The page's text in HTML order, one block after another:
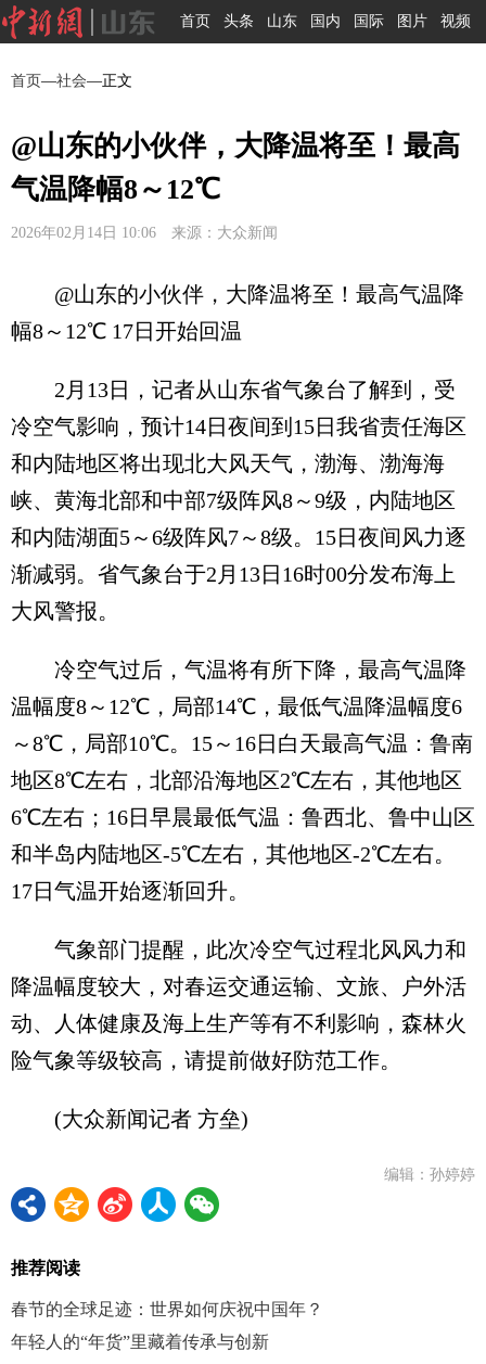
首页 头条 山东 国内 国际 图片 视频
首页—社会—正文
@山东的小伙伴，大降温将至！最高
气温降幅8～12℃
2026年02月14日 10:06 来源：大众新闻
@山东的小伙伴，大降温将至！最高气温降
幅8～12℃ 17日开始回温
2月13日，记者从山东省气象台了解到，受
冷空气影响，预计14日夜间到15日我省责任海区
和内陆地区将出现北大风天气，渤海、渤海海
峡、黄海北部和中部7级阵风8～9级，内陆地区
和内陆湖面5～6级阵风7～8级。15日夜间风力逐
渐减弱。省气象台于2月13日16时00分发布海上
大风警报。
冷空气过后，气温将有所下降，最高气温降
温幅度8～12℃，局部14℃，最低气温降温幅度6
～8℃，局部10℃。15～16日白天最高气温：鲁南
地区8℃左右，北部沿海地区2℃左右，其他地区
6℃左右；16日早晨最低气温：鲁西北、鲁中山区
和半岛内陆地区-5℃左右，其他地区-2℃左右。
17日气温开始逐渐回升。
气象部门提醒，此次冷空气过程北风风力和
降温幅度较大，对春运交通运输、文旅、户外活
动、人体健康及海上生产等有不利影响，森林火
险气象等级较高，请提前做好防范工作。
(大众新闻记者 方垒)
编辑：孙婷婷
推荐阅读
春节的全球足迹：世界如何庆祝中国年？
年轻人的“年货”里藏着传承与创新